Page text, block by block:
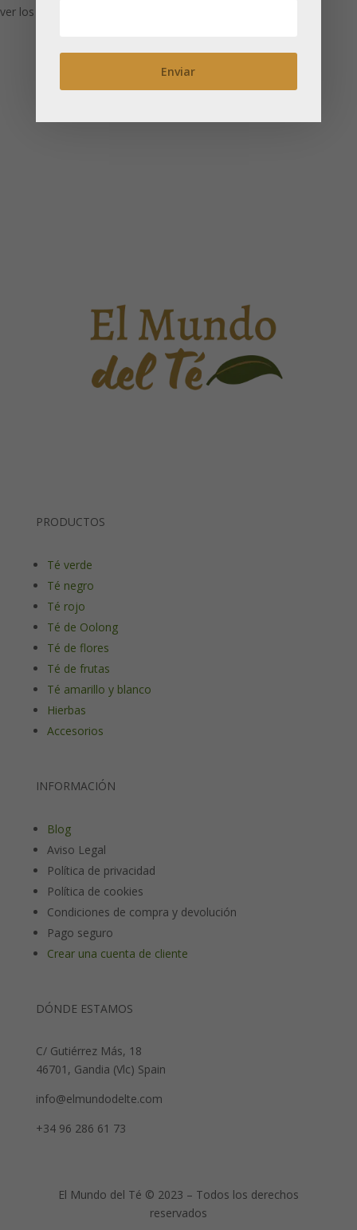
ver los precios
PRODUCTOS
Té verde
Té negro
Té rojo
Té de Oolong
Té de flores
Té de frutas
Té amarillo y blanco
Hierbas
Accesorios
INFORMACIÓN
Blog
Aviso Legal
Política de privacidad
Política de cookies
Condiciones de compra y devolución
Pago seguro
Crear una cuenta de cliente
DÓNDE ESTAMOS
C/ Gutiérrez Más, 18
46701, Gandia (Vlc) Spain
info@elmundodelte.com
+34 96 286 61 73
El Mundo del Té © 2023 – Todos los derechos
reservados